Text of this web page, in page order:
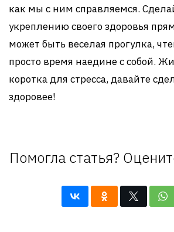
как мы с ним справляемся.
укреплению своего здоровья
может быть веселая прогулка,
просто время наедине с собой.
коротка для стресса, давайте
здоровее!
Помогла статья?